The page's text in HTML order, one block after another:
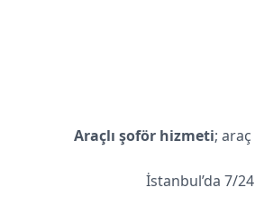
Araçlı şoför hizmeti;
İstanbul’da 7/24